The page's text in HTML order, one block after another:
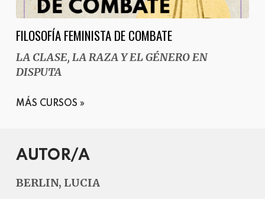
FILOSOFÍA FEMINISTA DE COMBATE
LA CLASE, LA RAZA Y EL GÉNERO EN
DISPUTA
MÁS CURSOS
AUTOR/A
BERLIN, LUCIA